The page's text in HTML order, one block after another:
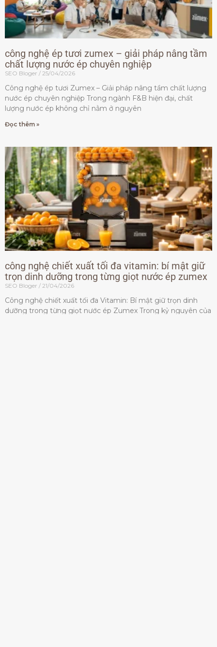
công nghệ ép tươi zumex – giải pháp nâng tầm
chất lượng nước ép chuyên nghiệp
SEO Bloger 25/04/2026
Công nghệ ép tươi Zumex – Giải pháp nâng tầm chất lượng
nước ép chuyên nghiệp Trong ngành F&B hiện đại, chất
lượng nước ép không chỉ nằm ở nguyên
Đọc thêm »
công nghệ chiết xuất tối đa vitamin: bí mật giữ
trọn dinh dưỡng trong từng giọt nước ép zumex
SEO Bloger 21/04/2026
Công nghệ chiết xuất tối đa Vitamin: Bí mật giữ trọn dinh
dưỡng trong từng giọt nước ép Zumex Trong kỷ nguyên của